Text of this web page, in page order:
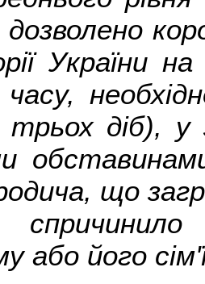
України
трьох діб),
що
або його